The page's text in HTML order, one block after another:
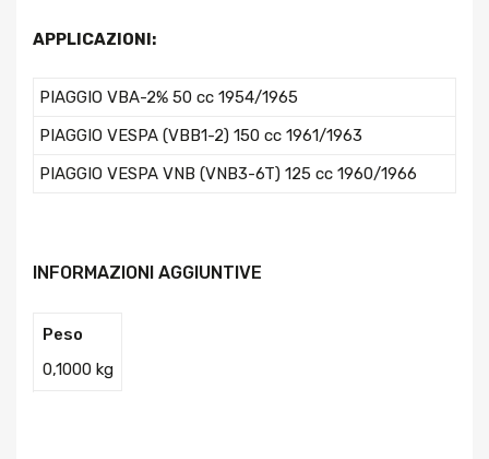
APPLICAZIONI:
PIAGGIO VBA-2% 50 cc 1954/1965
PIAGGIO VESPA (VBB1-2) 150 cc 1961/1963
PIAGGIO VESPA VNB (VNB3-6T) 125 cc 1960/1966
INFORMAZIONI AGGIUNTIVE
Peso
0,1000 kg